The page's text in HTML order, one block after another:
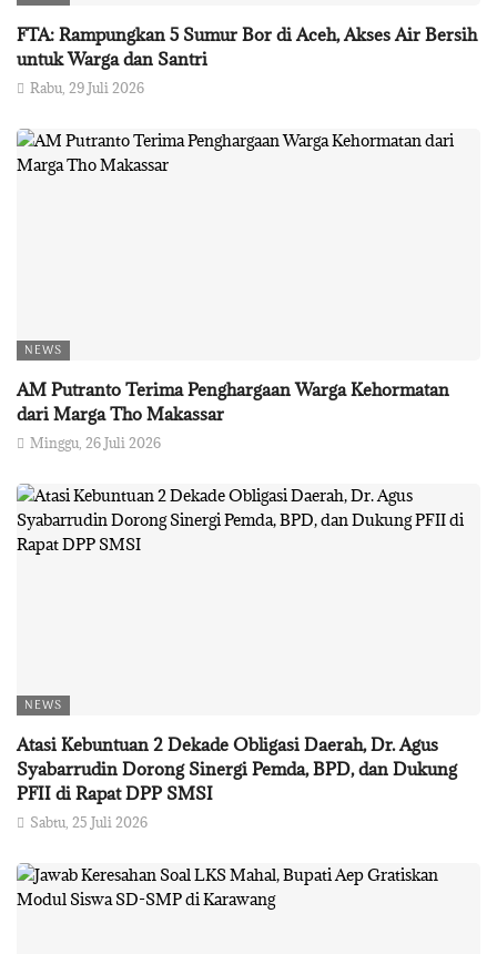
FTA: Rampungkan 5 Sumur Bor di Aceh, Akses Air Bersih
untuk Warga dan Santri
Rabu, 29 Juli 2026
NEWS
AM Putranto Terima Penghargaan Warga Kehormatan
dari Marga Tho Makassar
Minggu, 26 Juli 2026
NEWS
Atasi Kebuntuan 2 Dekade Obligasi Daerah, Dr. Agus
Syabarrudin Dorong Sinergi Pemda, BPD, dan Dukung
PFII di Rapat DPP SMSI
Sabtu, 25 Juli 2026